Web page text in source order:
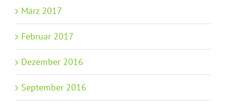
März 2017
Februar 2017
Dezember 2016
September 2016